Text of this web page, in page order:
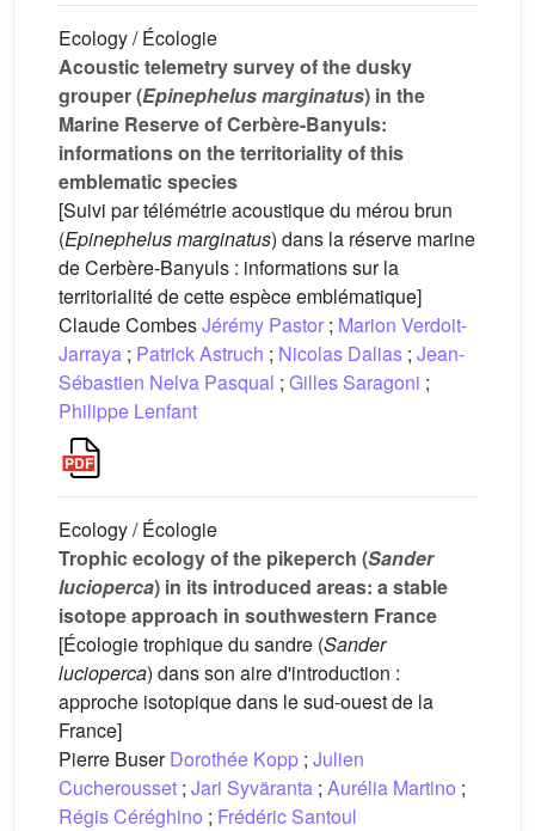
Ecology / Écologie
Acoustic telemetry survey of the dusky
grouper (Epinephelus marginatus) in the
Marine Reserve of Cerbère-Banyuls:
informations on the territoriality of this
emblematic species
[Suivi par télémétrie acoustique du mérou brun
(Epinephelus marginatus) dans la réserve marine
de Cerbère-Banyuls : informations sur la
territorialité de cette espèce emblématique]
Claude CombesJérémy Pastor ; Marion Verdoit-
Jarraya ; Patrick Astruch ; Nicolas Dalias ; Jean-
Sébastien Nelva Pasqual ; Gilles Saragoni ;
Philippe Lenfant
Ecology / Écologie
Trophic ecology of the pikeperch (Sander
lucioperca) in its introduced areas: a stable
isotope approach in southwestern France
[Écologie trophique du sandre (Sander
lucioperca) dans son aire d'introduction :
approche isotopique dans le sud-ouest de la
France]
Pierre BuserDorothée Kopp ; Julien
Cucherousset ; Jari Syväranta ; Aurélia Martino ;
Régis Céréghino ; Frédéric Santoul